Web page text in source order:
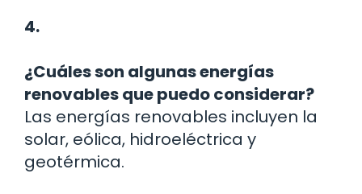
4.
¿Cuáles son algunas energías
renovables que puedo considerar?
Las energías renovables incluyen la
solar, eólica, hidroeléctrica y
geotérmica.